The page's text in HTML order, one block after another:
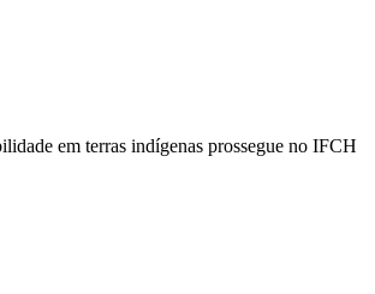
em terras indígenas prossegue no IFCH